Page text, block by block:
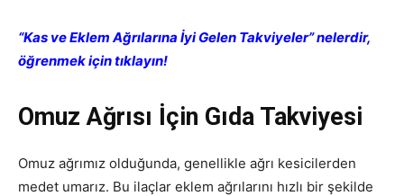
“Kas ve Eklem Ağrılarına İyi Gelen Takviyeler” nelerdir,
öğrenmek için tıklayın!
Omuz Ağrısı İçin Gıda Takviyesi
Omuz ağrımız olduğunda, genellikle ağrı kesicilerden
medet umarız. Bu ilaçlar eklem ağrılarını hızlı bir şekilde